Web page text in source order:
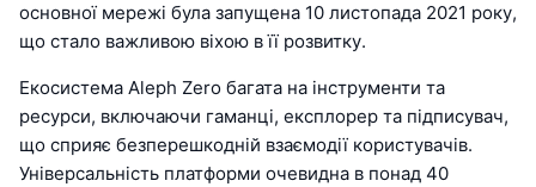
основної мережі була запущена 10 листопада 2021 року,
що стало важливою віхою в її розвитку.
Екосистема Aleph Zero багата на інструменти та
ресурси, включаючи гаманці, експлорер та підписувач,
що сприяє безперешкодній взаємодії користувачів.
Універсальність платформи очевидна в понад 40